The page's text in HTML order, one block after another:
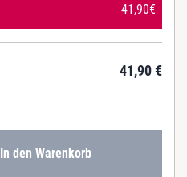
41,90€
41,90€
In den Warenkorb